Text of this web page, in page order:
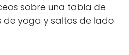
sobre una tabla de
de yoga y saltos de lado